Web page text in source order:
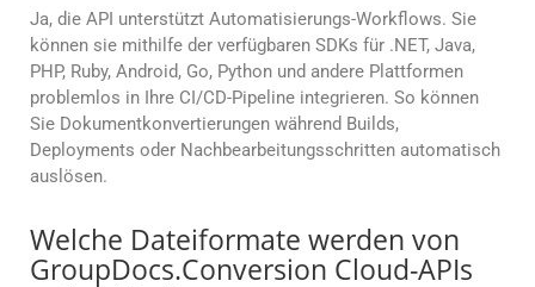
Ja, die API unterstützt Automatisierungs-Workflows. Sie
können sie mithilfe der verfügbaren SDKs für .NET, Java,
PHP, Ruby, Android, Go, Python und andere Plattformen
problemlos in Ihre CI/CD-Pipeline integrieren. So können
Sie Dokumentkonvertierungen während Builds,
Deployments oder Nachbearbeitungsschritten automatisch
auslösen.
Welche Dateiformate werden von
GroupDocs.Conversion Cloud-APIs